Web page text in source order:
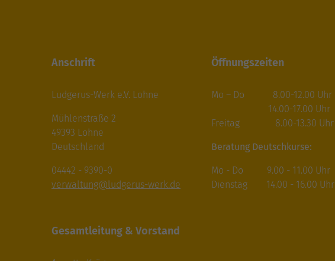
Anschrift
Ludgerus-Werk e.V. Lohne
Mühlenstraße 2
49393 Lohne
Deutschland
04442 - 9390-0
verwaltung@ludgerus-werk.de
Gesamtleitung & Vorstand
Öffnungszeiten
Mo – Do 8.00-12.00 Uhr
14.00-17.00 Uhr
Freitag 8.00-13.30 Uhr
Beratung Deutschkurse:
Mo - Do 9.00 - 11.00 Uhr
Dienstag 14.00 - 16.00 Uhr